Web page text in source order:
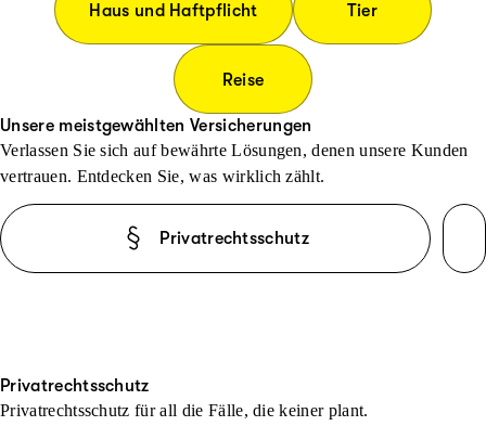
Haus und Haftpflicht Tier
Reise
Unsere meistgewählten Versicherungen
Verlassen Sie sich auf bewährte Lösungen, denen unsere Kunden
vertrauen. Entdecken Sie, was wirklich zählt.
Privatrechtsschutz
Privatrechtsschutz
Privatrechtsschutz für all die Fälle, die keiner plant.